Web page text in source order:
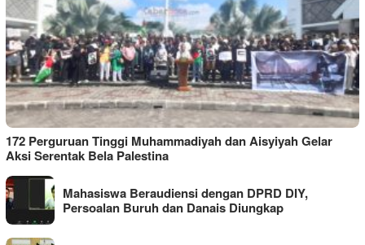
172 Perguruan Tinggi Muhammadiyah dan Aisyiyah Gelar
Aksi Serentak Bela Palestina
Mahasiswa Beraudiensi dengan DPRD DIY,
Persoalan Buruh dan Danais Diungkap